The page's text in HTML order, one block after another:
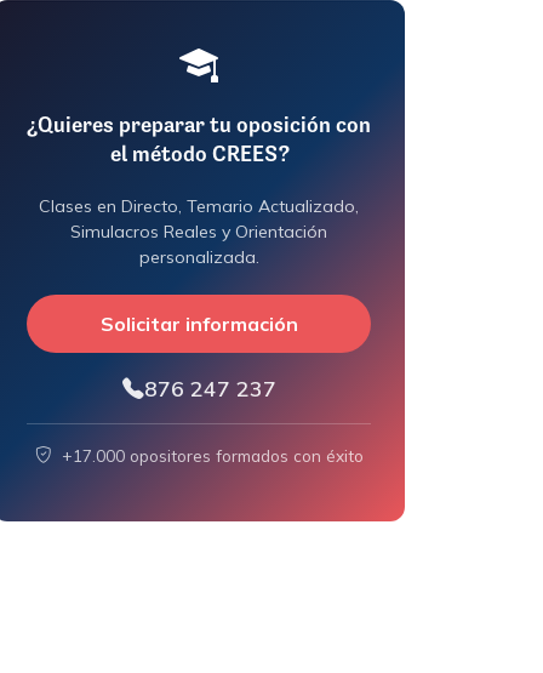
¿Quieres preparar tu oposición con
el método CREES?
Clases en Directo, Temario Actualizado,
Simulacros Reales y Orientación
personalizada.
Solicitar información
876 247 237
+17.000 opositores formados con éxito